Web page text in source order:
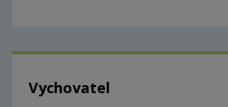
Vychovatel